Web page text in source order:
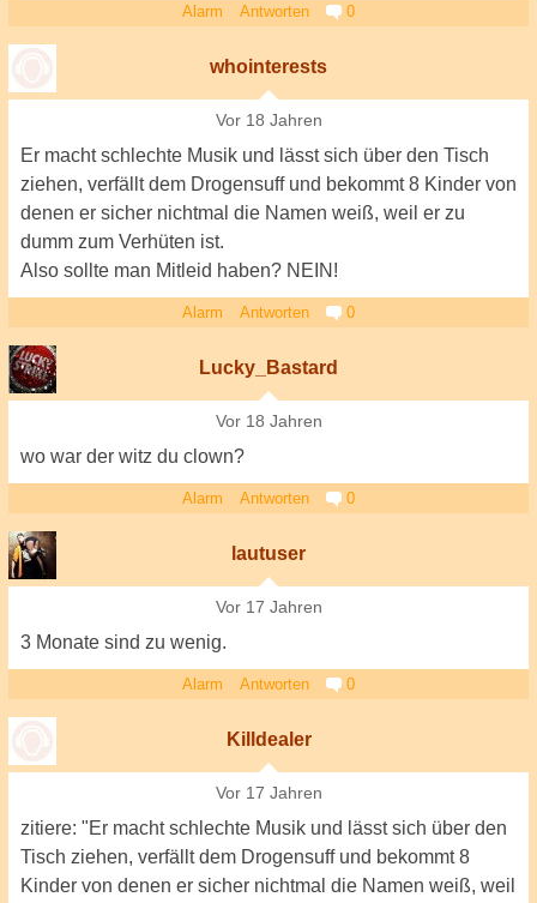
Alarm Antworten 0
whointerests
Vor 18 Jahren
Er macht schlechte Musik und lässt sich über den Tisch
ziehen, verfällt dem Drogensuff und bekommt 8 Kinder von
denen er sicher nichtmal die Namen weiß, weil er zu
dumm zum Verhüten ist.
Also sollte man Mitleid haben? NEIN!
Alarm Antworten 0
Lucky_Bastard
Vor 18 Jahren
wo war der witz du clown?
Alarm Antworten 0
lautuser
Vor 17 Jahren
3 Monate sind zu wenig.
Alarm Antworten 0
Killdealer
Vor 17 Jahren
zitiere: "Er macht schlechte Musik und lässt sich über den
Tisch ziehen, verfällt dem Drogensuff und bekommt 8
Kinder von denen er sicher nichtmal die Namen weiß, weil